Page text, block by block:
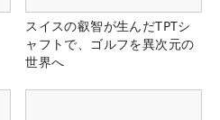
スイスの叡智が生んだTPTシ
ャフトで、ゴルフを異次元の
世界へ